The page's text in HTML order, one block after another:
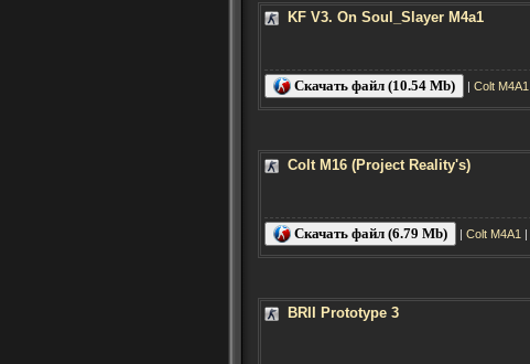
KF V3. On Soul_Slayer M4a1
Скачать файл (10.54 Mb) | Colt M4A1
Colt M16 (Project Reality's)
Скачать файл (6.79 Mb) | Colt M4A1 |
BRII Prototype 3